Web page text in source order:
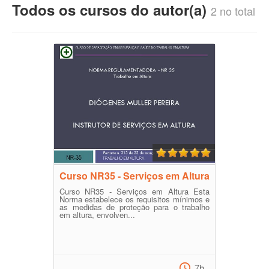
Todos os cursos do autor(a) 2 no total
Curso NR35 - Serviços em Altura
Curso NR35 - Serviços em Altura Esta
Norma estabelece os requisitos mínimos e
as medidas de proteção para o trabalho
em altura, envolven...